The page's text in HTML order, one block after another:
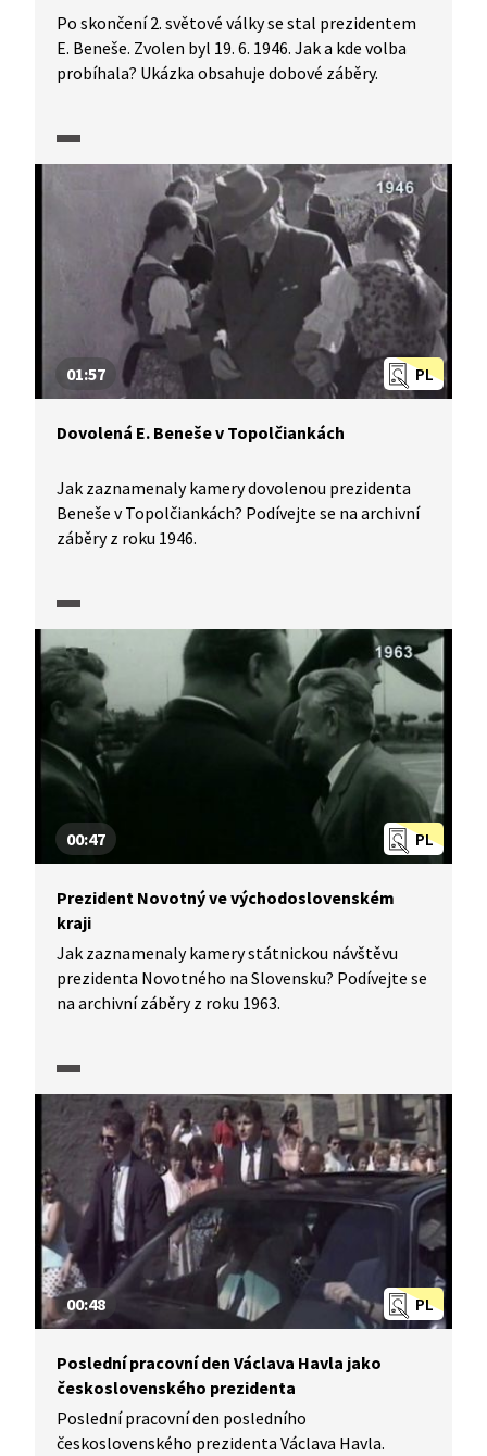
Po skončení 2. světové války se stal prezidentem
E. Beneše. Zvolen byl 19. 6. 1946. Jak a kde volba
probíhala? Ukázka obsahuje dobové záběry.
PL
01:57
Dovolená E. Beneše v Topolčiankách
Jak zaznamenaly kamery dovolenou prezidenta
Beneše v Topolčiankách? Podívejte se na archivní
záběry z roku 1946.
PL
00:47
Prezident Novotný ve východoslovenském
kraji
Jak zaznamenaly kamery státnickou návštěvu
prezidenta Novotného na Slovensku? Podívejte se
na archivní záběry z roku 1963.
PL
00:48
Poslední pracovní den Václava Havla jako
československého prezidenta
Poslední pracovní den posledního
československého prezidenta Václava Havla.